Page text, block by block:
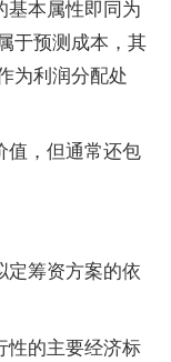
本属性即同为
于预测成本，其
为利润分配处
，但通常还包
筹资方案的依
的主要经济标